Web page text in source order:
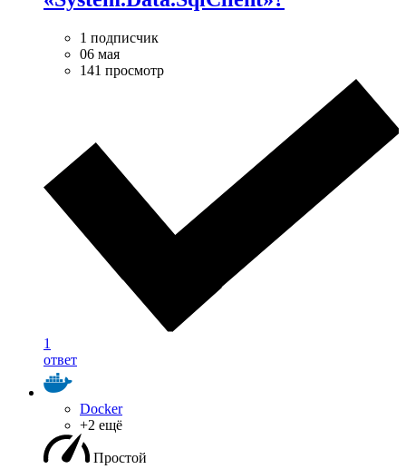
1 подписчик
06 мая
141 просмотр
1
ответ
Docker
+2 ещё
Простой